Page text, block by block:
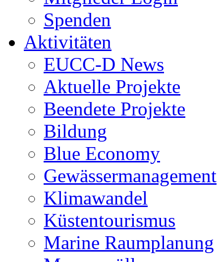
Spenden
Aktivitäten
EUCC-D News
Aktuelle Projekte
Beendete Projekte
Bildung
Blue Economy
Gewässermanagement
Klimawandel
Küstentourismus
Marine Raumplanung